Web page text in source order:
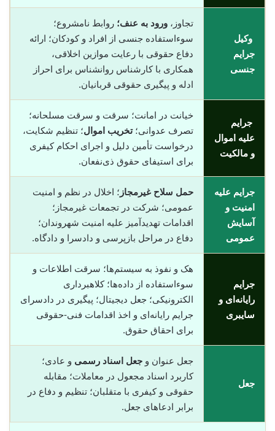
وکیل
جرایم
جنسی
تجاوز، ورود به عنف؛ روابط نامشروع؛
سوءاستفاده جنسی از افراد و کودکان؛ ارائه
دفاع حقوقی با رعایت موازین اخلاقی،
همکاری با کارشناس روانشناس برای احراز
ادله و پیگیری حقوقی قربانیان.
جرایم
علیه اموال
و مالکیت
خیانت در امانت؛ سرقت و سرقت مسلحانه؛
تصرف عدوانی؛تخریب اموال؛ تنظیم شکایت،
درخواست تأمین دلیل و اجرای احکام کیفری
برای استیفای حقوق ذی‌نفعان.
جرایم علیه
امنیت و
آسایش
عمومی
حمل سلاح غیرمجاز ؛ اخلال در نظم و امنیت
عمومی؛ شرکت در تجمعات غیرمجاز؛
اقدامات تهدیدآمیز علیه امنیت شهروندان؛
دفاع در مراحل بازپرسی و دادسرا و دادگاه.
جرایم
رایانه‌ای و
سایبری
هک و نفوذ به سیستم‌ها؛ سرقت اطلاعات و
سوء‌استفاده از داده‌ها؛ کلاهبرداری
الکترونیکی؛ جعل دیجیتال؛ پیگیری در دادسرای
جرایم رایانه‌ای و اخذ اقدامات فنی-حقوقی
برای احقاق حقوق.
جعل
جعل عنوان و جعل اسناد رسمی و عادی؛
کاربرد اسناد مجعول در معاملات؛ مقابله
حقوقی و کیفری با متقلبان؛ تنظیم و دفاع در
برابر ادعاهای جعل.